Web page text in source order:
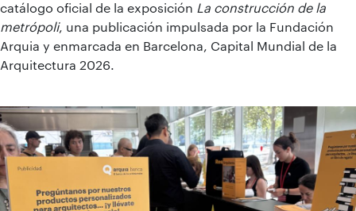
catálogo oficial de la exposición La construcción de la
metrópoli, una publicación impulsada por la Fundación
Arquia y enmarcada en Barcelona, Capital Mundial de la
Arquitectura 2026.